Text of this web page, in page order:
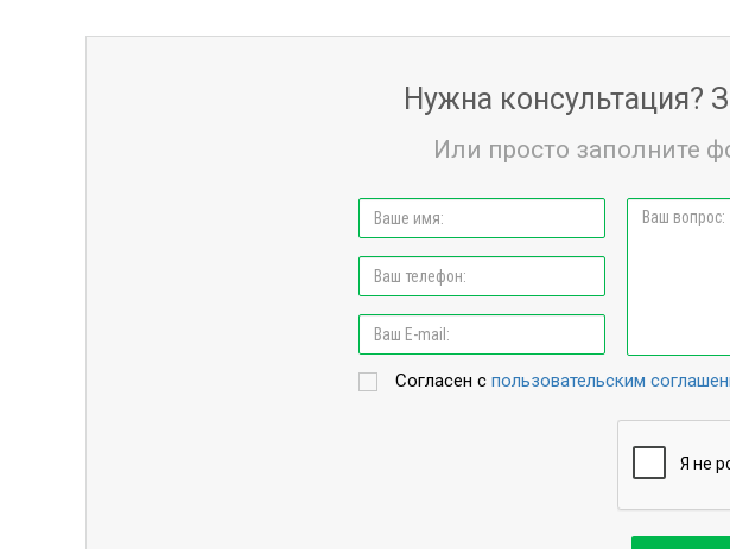
Нужна консультация?
Или просто заполните
Согласен с пользовательским